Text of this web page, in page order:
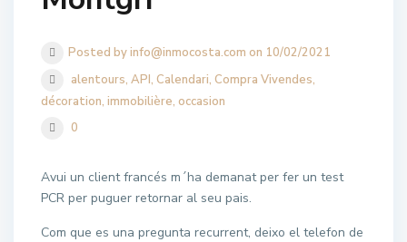
Posted by info@inmocosta.com on 10/02/2021
alentours, API, Calendari, Compra Vivendes,
décoration, immobilière, occasion
0
Avui un client francés m´ha demanat per fer un test
PCR per puguer retornar al seu pais.
Com que es una pregunta recurrent, deixo el telefon de